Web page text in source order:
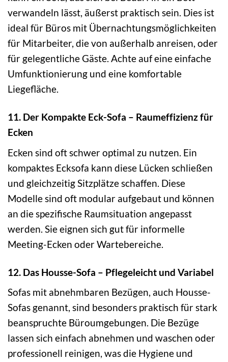
verwandeln lässt, äußerst praktisch sein. Dies ist
ideal für Büros mit Übernachtungsmöglichkeiten
für Mitarbeiter, die von außerhalb anreisen, oder
für gelegentliche Gäste. Achte auf eine einfache
Umfunktionierung und eine komfortable
Liegefläche.
11. Der Kompakte Eck-Sofa – Raumeffizienz für
Ecken
Ecken sind oft schwer optimal zu nutzen. Ein
kompaktes Ecksofa kann diese Lücken schließen
und gleichzeitig Sitzplätze schaffen. Diese
Modelle sind oft modular aufgebaut und können
an die spezifische Raumsituation angepasst
werden. Sie eignen sich gut für informelle
Meeting-Ecken oder Wartebereiche.
12. Das Housse-Sofa – Pflegeleicht und Variabel
Sofas mit abnehmbaren Bezügen, auch Housse-
Sofas genannt, sind besonders praktisch für stark
beanspruchte Büroumgebungen. Die Bezüge
lassen sich einfach abnehmen und waschen oder
professionell reinigen, was die Hygiene und